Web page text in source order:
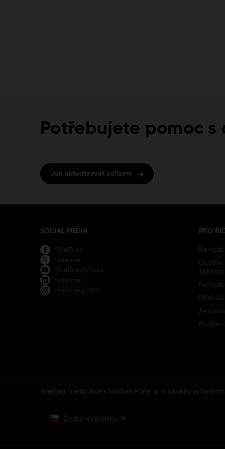
Potřebujete pomoc
Jak aktualizovat zařízení
SOCIAL MEDIA
/TomTom
/tomtom
/TomTomOfficial
/tomtom
/tomtomglobal
PRO
Osobní
zařízení
Podpora
TomTom Traffic IndexTomTom Portál pro zákazníky
Česká Republika